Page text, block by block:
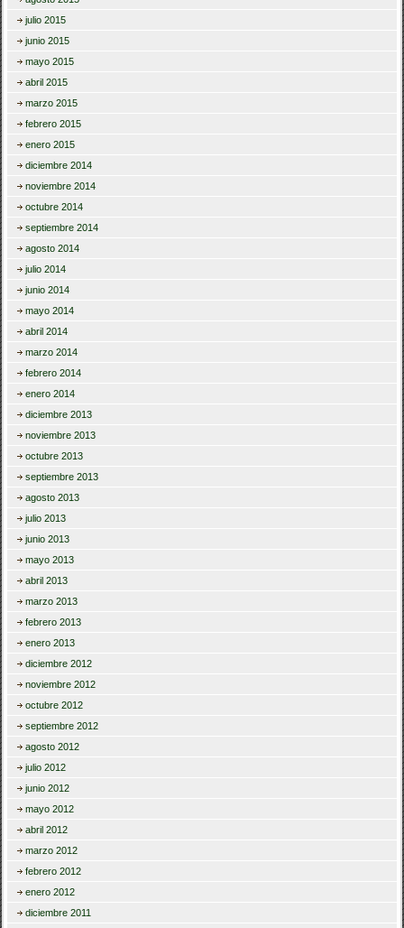
julio 2015
junio 2015
mayo 2015
abril 2015
marzo 2015
febrero 2015
enero 2015
diciembre 2014
noviembre 2014
octubre 2014
septiembre 2014
agosto 2014
julio 2014
junio 2014
mayo 2014
abril 2014
marzo 2014
febrero 2014
enero 2014
diciembre 2013
noviembre 2013
octubre 2013
septiembre 2013
agosto 2013
julio 2013
junio 2013
mayo 2013
abril 2013
marzo 2013
febrero 2013
enero 2013
diciembre 2012
noviembre 2012
octubre 2012
septiembre 2012
agosto 2012
julio 2012
junio 2012
mayo 2012
abril 2012
marzo 2012
febrero 2012
enero 2012
diciembre 2011